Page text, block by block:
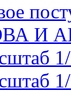
И